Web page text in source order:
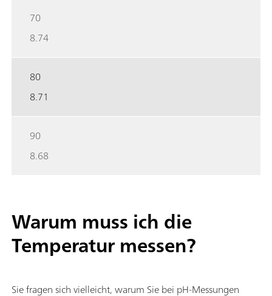
70
8.74
80
8.71
90
8.68
Warum muss ich die
Temperatur messen?
Sie fragen sich vielleicht, warum Sie bei pH-Messungen